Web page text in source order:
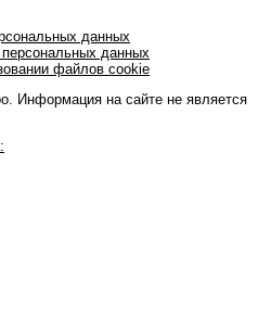
данных
данных
файлов cookie
Информация на сайте не является